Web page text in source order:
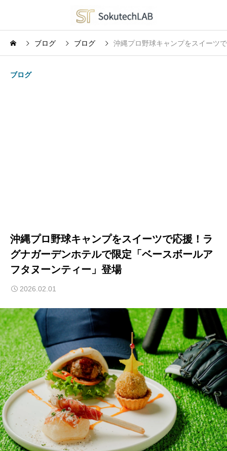
ブログ ブログ 沖縄プロ野球キャンプをスイーツ
ブログ
沖縄プロ野球キャンプをスイーツで応援！ラ
グナガーデンホテルで限定「ベースボールア
フタヌーンティー」登場
2026.02.01